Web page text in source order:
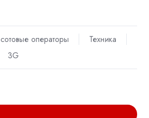
сотовые операторы
Техника
3G